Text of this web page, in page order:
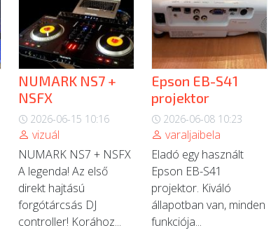
NUMARK NS7 +
NSFX
2026-06-15 10:16
vizuál
NUMARK NS7 + NSFX
A legenda! Az első
direkt hajtású
forgótárcsás DJ
controller! Korához...
Epson EB-S41
projektor
2026-06-08 10:23
varaljaibela
Eladó egy használt
Epson EB-S41
projektor. Kiváló
állapotban van, minden
funkciója...